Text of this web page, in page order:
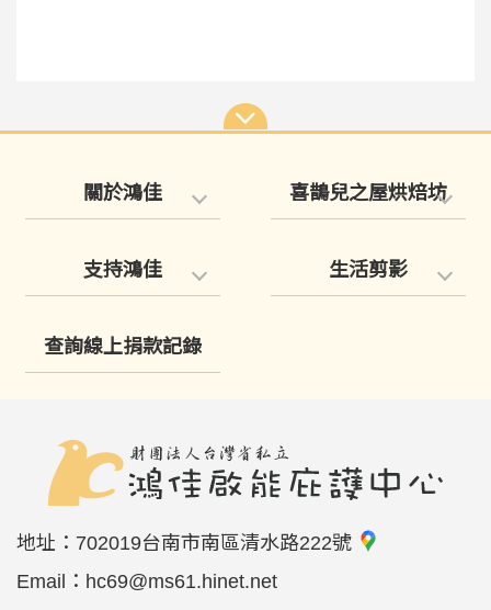
關於鴻佳 喜鵲兒之屋烘焙坊
支持鴻佳 生活剪影
查詢線上捐款記錄
地址： 702019台南市南區清水路222號
Email： hc69@ms61.hinet.net